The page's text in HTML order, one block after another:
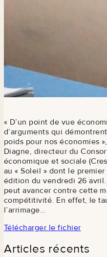
« D’un point de vue
d’arguments qui
poids pour nos économies
Diagne, directeur du
économique et sociale
au « Soleil » dont le
édition du vendredi 26
peut avancer contre cette
compétitivité. En effet, le
l’arrimage…
Télécharger le fichier
Articles récents